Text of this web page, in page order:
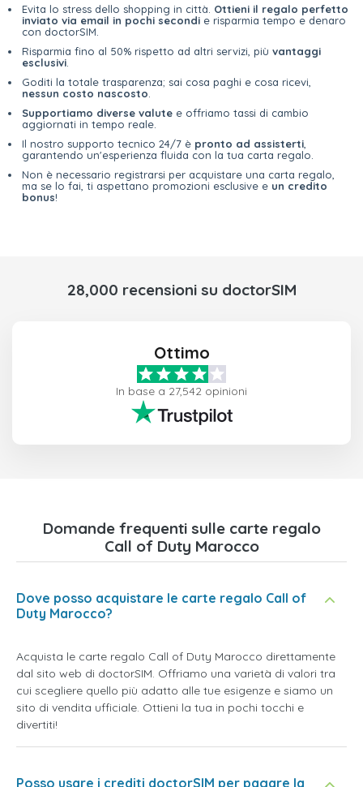
Evita lo stress dello shopping in città. Ottieni il regalo perfetto
inviato via email in pochi secondi e risparmia tempo e denaro
con doctorSIM.
Risparmia fino al 50% rispetto ad altri servizi, più vantaggi
esclusivi
Goditi la totale trasparenza; sai cosa paghi e cosa ricevi,
nessun costo nascosto
Supportiamo diverse valute e offriamo tassi di cambio
aggiornati in tempo reale.
Il nostro supporto tecnico 24/7 è pronto ad assisterti
garantendo un'esperienza fluida con la tua carta regalo.
Non è necessario registrarsi per acquistare una carta regalo,
ma se lo fai, ti aspettano promozioni esclusive e un credito
bonus!
28,000 recensioni su doctorSIM
Ottimo
In base a 27,542 opinioni
Domande frequenti sulle carte regalo
Call of Duty Marocco
Dove posso acquistare le carte regalo Call of
Duty Marocco?
Acquista le carte regalo Call of Duty Marocco direttamente
dal sito web di doctorSIM. Offriamo una varietà di valori tra
cui scegliere quello più adatto alle tue esigenze e siamo un
sito di vendita ufficiale. Ottieni la tua in pochi tocchi e
divertiti!
Posso usare i crediti doctorSIM per pagare la